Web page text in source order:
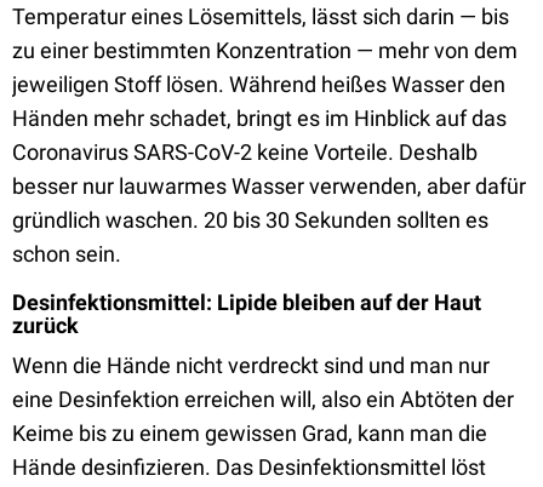
Temperatur eines Lösemittels, lässt sich darin — bis
zu einer bestimmten Konzentration — mehr von dem
jeweiligen Stoff lösen. Während heißes Wasser den
Händen mehr schadet, bringt es im Hinblick auf das
Coronavirus SARS-CoV-2 keine Vorteile. Deshalb
besser nur lauwarmes Wasser verwenden, aber dafür
gründlich waschen. 20 bis 30 Sekunden sollten es
schon sein.
Desinfektionsmittel: Lipide bleiben auf der Haut
zurück
Wenn die Hände nicht verdreckt sind und man nur
eine Desinfektion erreichen will, also ein Abtöten der
Keime bis zu einem gewissen Grad, kann man die
Hände desinfizieren. Das Desinfektionsmittel löst